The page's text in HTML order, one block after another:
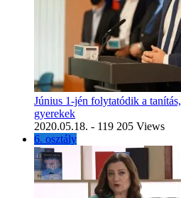
Június 1-jén folytatódik a
gyerekek
2020.05.18. - 119 205 Views
6. osztály